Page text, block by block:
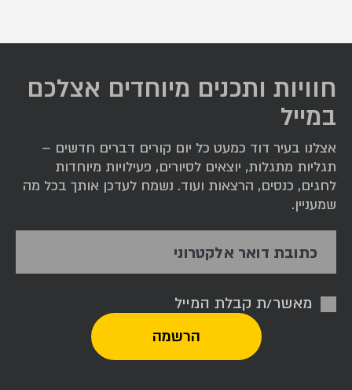
חוויות ותכנים מיוחדים אצלכם
במייל
אצלנו בעיר דוד כמעט כל יום קורים דברים חדשים –
תגליות מתגלות, יוצאים לסיורים, פעילויות מיוחדות
לחגים, כנסים, הרצאות ועוד. נשמח לעדכן אותך בכל מה
שמעניין.
כתובת דואר אלקטרוני
מאשר/ת קבלת המייל